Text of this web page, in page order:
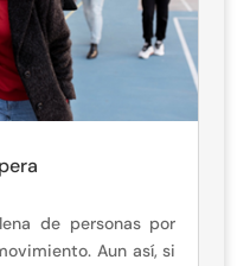
de personas por
Aun así, si